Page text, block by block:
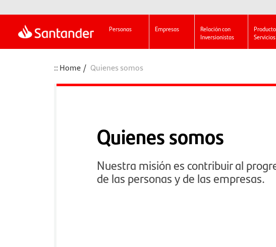
Personas Empresas
Relación con
Inversionistas
Servicios
Home Quienes somos
Quienes somos
Nuestra misión es contribuir al
de las personas y de las empresas.